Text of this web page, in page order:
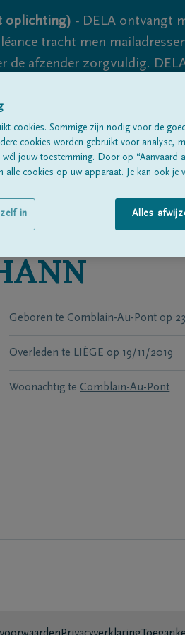
oplichting) - DELA ontvangt
tracht men
afzender zorgvuldig.
uit te sluiten, dus blijf
Alle
Geboren te Comblain-Au-Pont op
Overleden te LIÈGE op 19/11/2019
Woonachtig te Comblain-Au-Pont
cookies. Sommige zijn nodig voor de
cookies worden gebruikt voor analyse,
wél jouw toestemming. Door op “Aanvaard
alle cookies op uw apparaat. Je kan ook je
Alles
in